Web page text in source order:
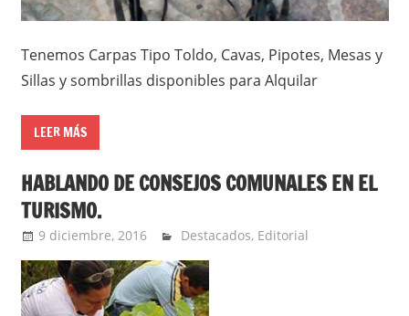
Tenemos Carpas Tipo Toldo, Cavas, Pipotes, Mesas y
Sillas y sombrillas disponibles para Alquilar
LEER MÁS
HABLANDO DE CONSEJOS COMUNALES EN EL
TURISMO.
9 diciembre, 2016 admin
Destacados, Editorial